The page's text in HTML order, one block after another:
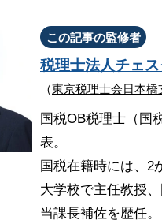
この記事の監修者
税理士法人チェ
（東京税理士会日本橋
国税OB税理士（国
表。
国税在籍時には、2
大学校で主任教授
当課長補佐を歴任。